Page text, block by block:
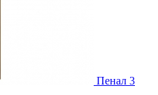
Пенал 3